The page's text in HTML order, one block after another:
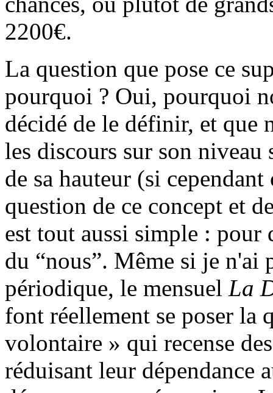
2200€.
La question que pose ce
pourquoi ? Oui, pourquoi
décidé de le définir, et que
les discours sur son
de sa hauteur (si
question de ce concept et
est tout aussi simple :
du “nous”. Même si je n'ai
périodique, le mensuel La
font réellement se poser la
volontaire » qui recense
réduisant leur dépendance